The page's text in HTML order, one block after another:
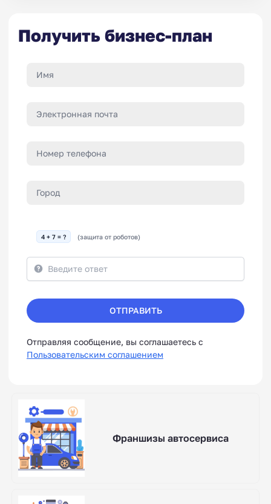
Получить бизнес-план
4 + 7 = ? (защита от роботов)
ОТПРАВИТЬ
Отправляя сообщение, вы соглашаетесь с
Пользовательским соглашением
Франшизы автосервиса